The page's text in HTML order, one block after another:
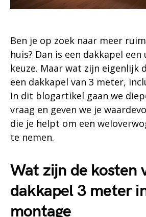
Ben je op zoek naar meer
huis? Dan is een dakkapel
keuze. Maar wat zijn eigenlijk
een dakkapel van 3 meter,
In dit blogartikel gaan we
vraag en geven we je
die je helpt om een
te nemen.
Wat zijn de kosten
dakkapel 3 meter
montage